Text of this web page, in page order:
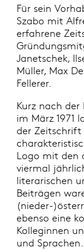
Für sein
Szabo mit
erfahrene
Janetschek,
Müller, Max
Fellerer.
Kurz nach
im März 1971
der Zeitschrift
Logo mit den
viermal
literarischen
Beiträgen
(nieder-
ebenso eine
Kolleginnen
und Sprachen.